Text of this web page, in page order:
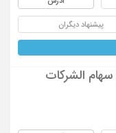
پیشنهاد دیگران
سهام الشرکات